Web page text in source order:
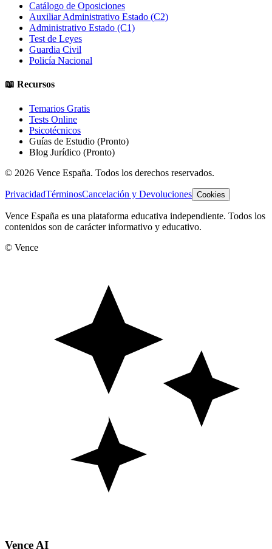
Catálogo de Oposiciones
Auxiliar Administrativo Estado (C2)
Administrativo Estado (C1)
Test de Leyes
Guardia Civil
Policía Nacional
📖 Recursos
Temarios Gratis
Tests Online
Psicotécnicos
Guías de Estudio (Pronto)
Blog Jurídico (Pronto)
© 2026 Vence España. Todos los derechos reservados.
PrivacidadTérminosCancelación y Devoluciones Cookies
Vence España es una plataforma educativa independiente. Todos los
contenidos son de carácter informativo y educativo.
© Vence
Vence AI